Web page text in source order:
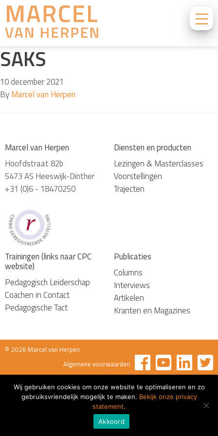
SAKS
10 december 2021
ByMarcel van Herpen
Marcel van Herpen
Hoofdstraat 82b
5473 AS Heeswijk-Dinther
+31 (0)6 - 18470250
Diensten en producten
Lezingen & Masterclasses
Voorstellingen
Trajecten
Trainingen (links naar CPC
website)
Pedagogisch Leiderschap
Coachen in Contact
Pedagogische Tact
Publicaties
Columns
Interviews
Artikelen
Kranten en Magazines
© 2026 Marcel van Herpen
Algemene voorwaarden
Wij gebruiken cookies om onze website te optimaliseren en zo
gebruiksvriendelijk mogelijk te maken. Bekijk onze privacy
statement.
Akkoord